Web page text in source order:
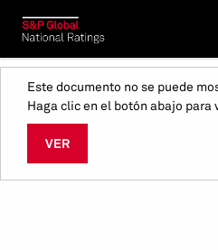
Este documento no se puede
Haga clic en el botón abajo para
VER